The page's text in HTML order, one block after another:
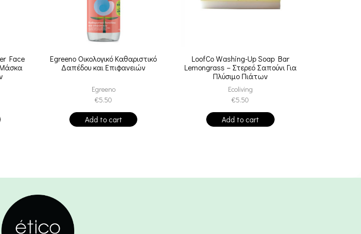
Face
Egreeno Οικολογικό Καθαριστικό
Δαπέδου και Επιφανειών
Egreeno
€5.50
Add to cart
LoofCo Washing-Up Soap Bar
Lemongrass – Στερεό Σαπούνι Για
Πλύσιμο Πιάτων
Ecoliving
€5.50
Add to cart